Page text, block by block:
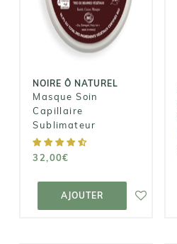
NOIRE Ô NATUREL
Masque Soin
Capillaire
Sublimateur
32,00€
AJOUTER
Masque Soin
Capillaire
Sublimateur
AJOUTER AU
PANIER